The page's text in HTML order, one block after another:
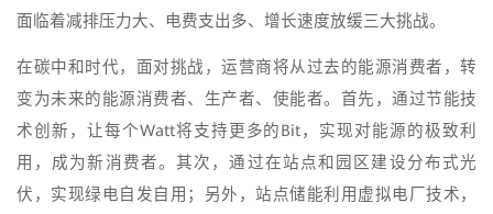
面临着减排压力大、电费支出多、增长速度放缓三大挑战。
在碳中和时代，面对挑战，运营商将从过去的能源消费者，转
变为未来的能源消费者、生产者、使能者。首先，通过节能技
术创新，让每个Watt将支持更多的Bit，实现对能源的极致利
用，成为新消费者。其次，通过在站点和园区建设分布式光
伏，实现绿电自发自用；另外，站点储能利用虚拟电厂技术，